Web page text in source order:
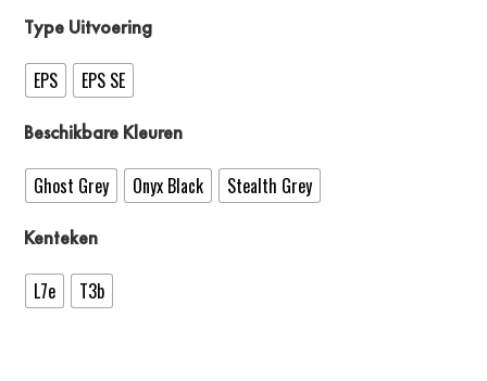
Type Uitvoering
EPS EPS SE
Beschikbare Kleuren
Ghost Grey Onyx Black Stealth Grey
Kenteken
L7e T3b